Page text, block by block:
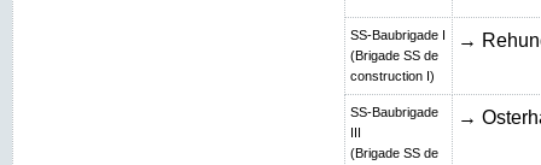
SS-Baubrigade I
(Brigade SS de
construction I)
→
SS-Baubrigade
III
(Brigade SS de
→